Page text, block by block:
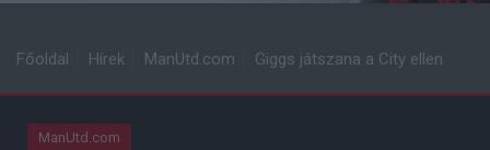
Főoldal Hírek ManUtd.com Giggs játszana a City ellen
ManUtd.com